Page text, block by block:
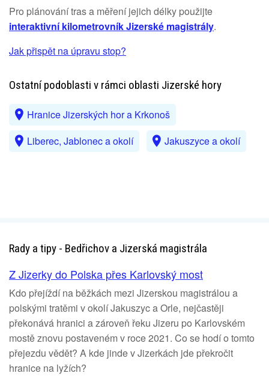
Pro plánování tras a měření jejich délky použijte
interaktivní kilometrovník Jizerské magistrály.
Jak přispět na úpravu stop?
Ostatní podoblasti v rámci oblasti Jizerské hory
Hranice Jizerských hor a Krkonoš
Liberec, Jablonec a okolí
Jakuszyce a okolí
Rady a tipy - Bedřichov a Jizerská magistrála
Z Jizerky do Polska přes Karlovský most
Kdo přejíždí na běžkách mezi Jizerskou magistrálou a
polskými tratěmi v okolí Jakuszyc a Orle, nejčastěji
překonává hranici a zároveň řeku Jizeru po Karlovském
mostě znovu postaveném v roce 2021. Co se hodí o tomto
přejezdu vědět? A kde jinde v Jizerkách jde překročit
hranice na lyžích?